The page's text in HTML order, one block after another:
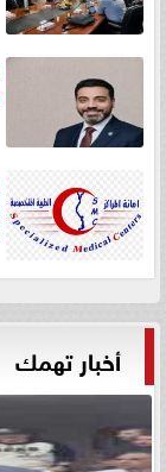
أخبار تهمك